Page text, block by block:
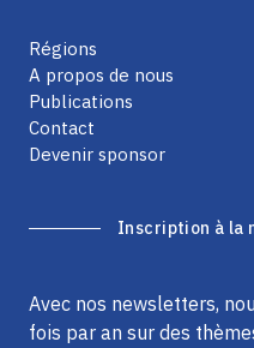
Régions
A propos de nous
Publications
Contact
Devenir sponsor
Inscription à la
Avec nos newsletters,
fois par an sur des